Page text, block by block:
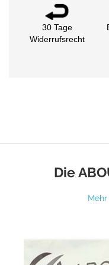
30 Tage
Widerrufsrecht
Die